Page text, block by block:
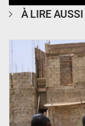
À LIRE AUSSI